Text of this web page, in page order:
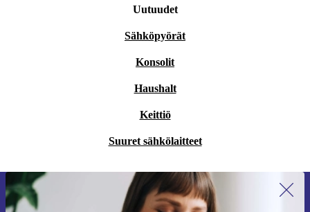
Uutuudet
Sähköpyörät
Konsolit
Haushalt
Keittiö
Suuret sähkölaitteet
Liity ensimmäistä kertaa uutiskirjeen